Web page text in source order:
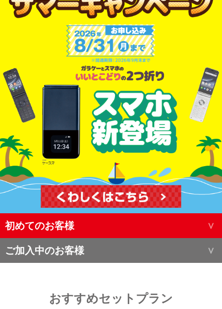
初めてのお客様
ご加入中のお客様
おすすめセットプラン